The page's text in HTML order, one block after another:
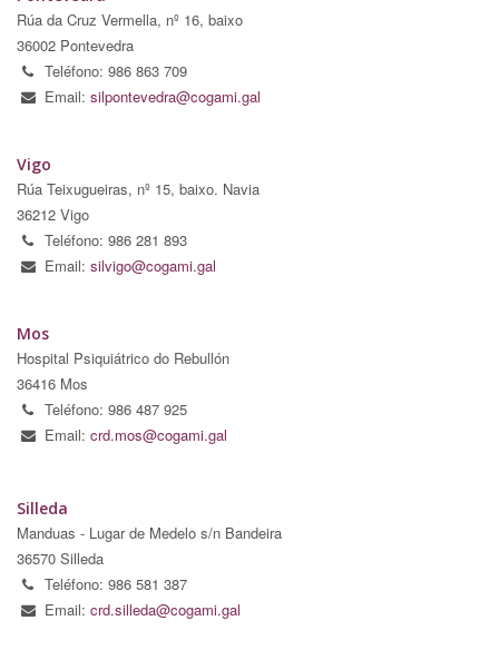
Rúa da Cruz Vermella, nº 16, baixo
36002 Pontevedra
Teléfono: 986 863 709
Email: silpontevedra@cogami.gal
Vigo
Rúa Teixugueiras, nº 15, baixo. Navia
36212 Vigo
Teléfono: 986 281 893
Email: silvigo@cogami.gal
Mos
Hospital Psiquiátrico do Rebullón
36416 Mos
Teléfono: 986 487 925
Email: crd.mos@cogami.gal
Silleda
Manduas - Lugar de Medelo s/n Bandeira
36570 Silleda
Teléfono: 986 581 387
Email: crd.silleda@cogami.gal